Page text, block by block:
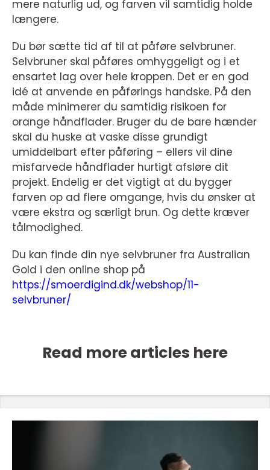
mere naturlig ud, og farven vil samtidig holde
længere.
Du bør sætte tid af til at påføre selvbruner.
Selvbruner skal påføres omhyggeligt og i et
ensartet lag over hele kroppen. Det er en god
idé at anvende en påførings handske. På den
måde minimerer du samtidig risikoen for
orange håndflader. Bruger du de bare hænder
skal du huske at vaske disse grundigt
umiddelbart efter påføring – ellers vil dine
misfarvede håndflader hurtigt afsløre dit
projekt. Endelig er det vigtigt at du bygger
farven op ad flere omgange, hvis du ønsker at
være ekstra og særligt brun. Og dette kræver
tålmodighed.
Du kan finde din nye selvbruner fra Australian
Gold i den online shop på
https://smoerdigind.dk/webshop/11-
selvbruner/
Read more articles here